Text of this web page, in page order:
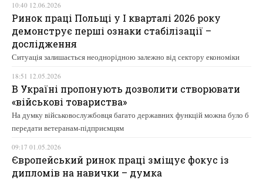
10:40 12.06.2026
Ринок праці Польщі у І кварталі 2026 року
демонструє перші ознаки стабілізації –
дослідження
Ситуація залишається неоднорідною залежно від сектору економіки
18:51 12.05.2026
В Україні пропонують дозволити створювати
«військові товариства»
На думку військовослужбовця багато державних функцій можна було б
передати ветеранам-підприємцям
09:17 01.05.2026
Європейський ринок праці зміщує фокус із
дипломів на навички – думка